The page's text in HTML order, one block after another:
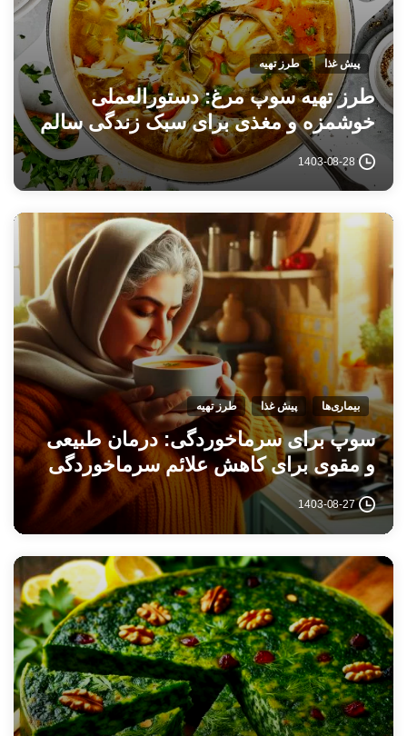
پیش غذا طرز تهیه
طرز تهیه سوپ مرغ: دستورالعملی
خوشمزه و مغذی برای سبک زندگی سالم
1403-08-28
بیماری‌ها پیش غذا طرز تهیه
سوپ برای سرماخوردگی: درمان طبیعی
و مقوی برای کاهش علائم سرماخوردگی
1403-08-27